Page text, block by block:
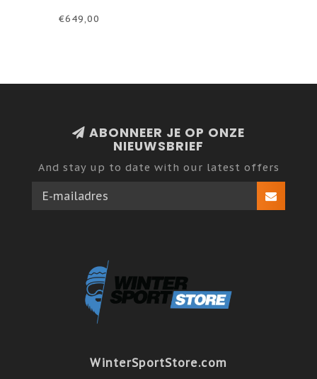
€649,00
ABONNEER JE OP ONZE
NIEUWSBRIEF
And stay up to date with our latest offers
WinterSportStore.com